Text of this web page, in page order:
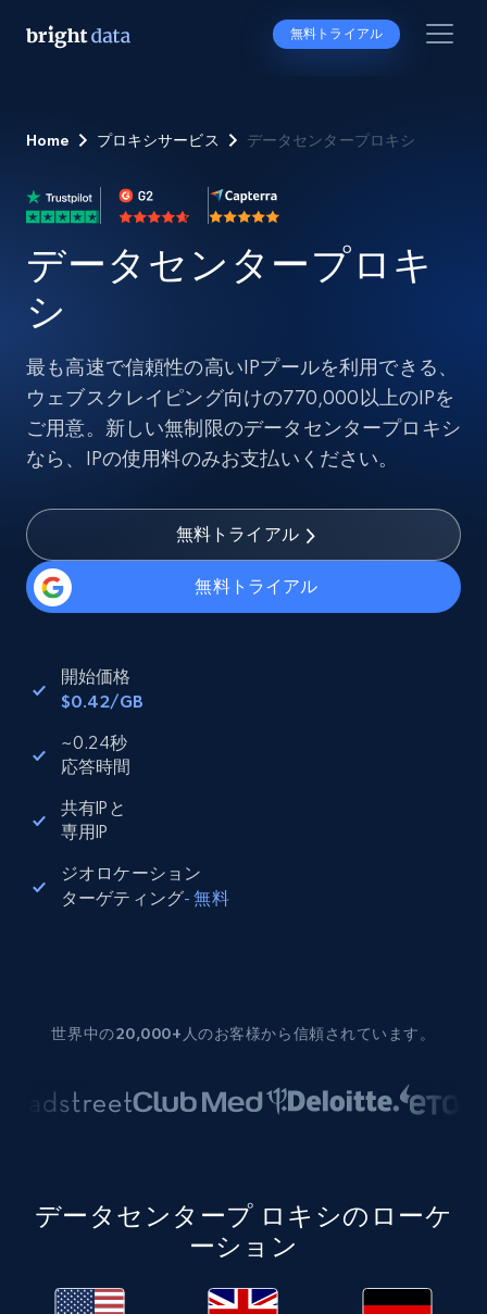
無料トライアル
Home プロキシサービス データセンタープロキシ
データセンタープロキ
シ
最も高速で信頼性の高いIPプールを利用できる、
ウェブスクレイピング向けの770,000以上のIPを
ご用意。新しい無制限のデータセンタープロキシ
なら、IPの使用料のみお支払いください。
無料トライアル
無料トライアル
開始価格
$0.42/GB
~0.24秒
応答時間
共有IPと
専用IP
ジオロケーション
ターゲティング-無料
世界中の20,000+人のお客様から信頼されています。
データセンタープ ロキシのローケ
ーション